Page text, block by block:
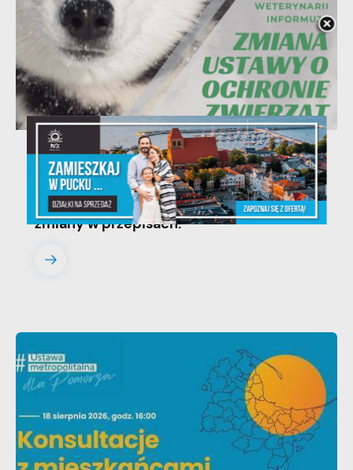
06 - 08 - 2026
Ustawa dotycząca ochrony zwięrząt w
zakresie utrzymania psów i kotów -
zmiany w przepisach.